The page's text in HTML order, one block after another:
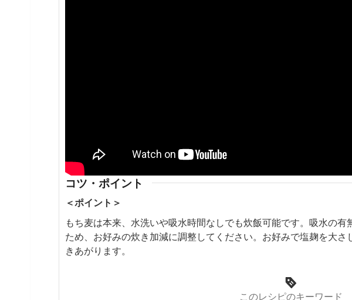
コツ・ポイント
＜ポイント＞
もち麦は本来、水洗いや吸水時間なしでも炊飯可能です。 吸水の有
ため、お好みの炊き加減に調整してください。 お好みで塩麹を大さ
きあがります。
このレシピのキーワード